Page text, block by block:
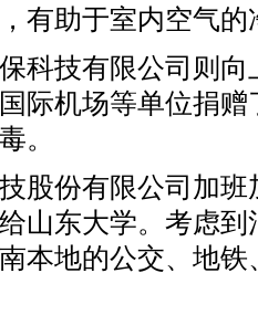
有助于室内空气的
科技有限公司则
际机场等单位捐
。
股份有限公司加
山东大学。考虑
本地的公交、地